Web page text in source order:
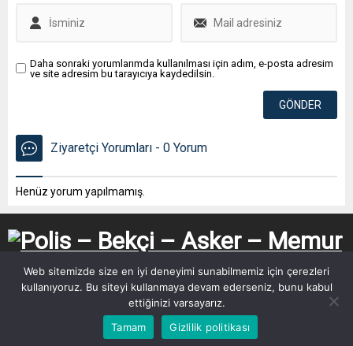
Daha sonraki yorumlarımda kullanılması için adım, e-posta adresim
ve site adresim bu tarayıcıya kaydedilsin.
Ziyaretçi Yorumları - 0 Yorum
Henüz yorum yapılmamış.
Web sitemizde size en iyi deneyimi sunabilmemiz için çerezleri
kullanıyoruz. Bu siteyi kullanmaya devam ederseniz, bunu kabul
ettiğinizi varsayarız.
Tamam
Gizlilik politikası